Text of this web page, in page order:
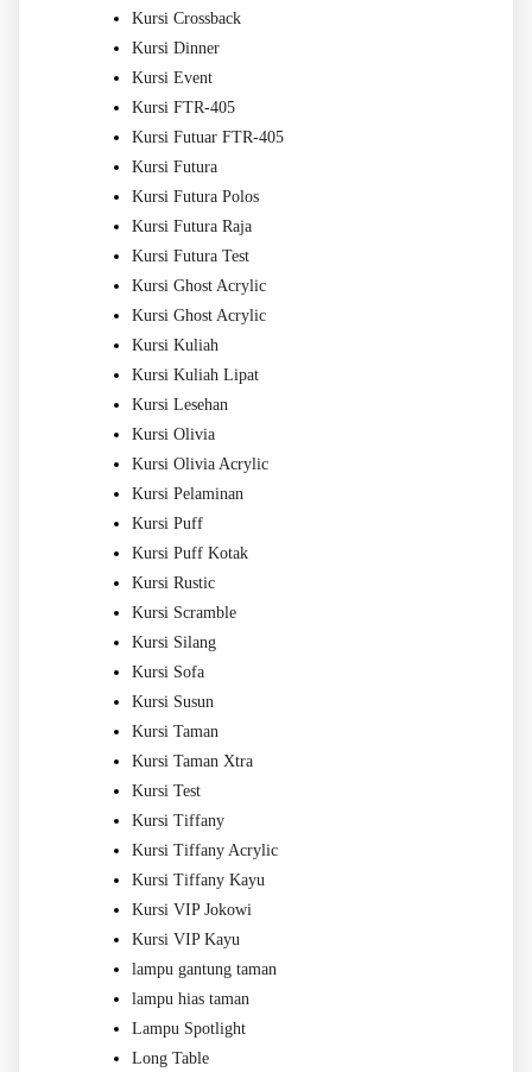
Kursi Crossback
Kursi Dinner
Kursi Event
Kursi FTR-405
Kursi Futuar FTR-405
Kursi Futura
Kursi Futura Polos
Kursi Futura Raja
Kursi Futura Test
Kursi Ghost Acrylic
Kursi Ghost Acrylic
Kursi Kuliah
Kursi Kuliah Lipat
Kursi Lesehan
Kursi Olivia
Kursi Olivia Acrylic
Kursi Pelaminan
Kursi Puff
Kursi Puff Kotak
Kursi Rustic
Kursi Scramble
Kursi Silang
Kursi Sofa
Kursi Susun
Kursi Taman
Kursi Taman Xtra
Kursi Test
Kursi Tiffany
Kursi Tiffany Acrylic
Kursi Tiffany Kayu
Kursi VIP Jokowi
Kursi VIP Kayu
lampu gantung taman
lampu hias taman
Lampu Spotlight
Long Table